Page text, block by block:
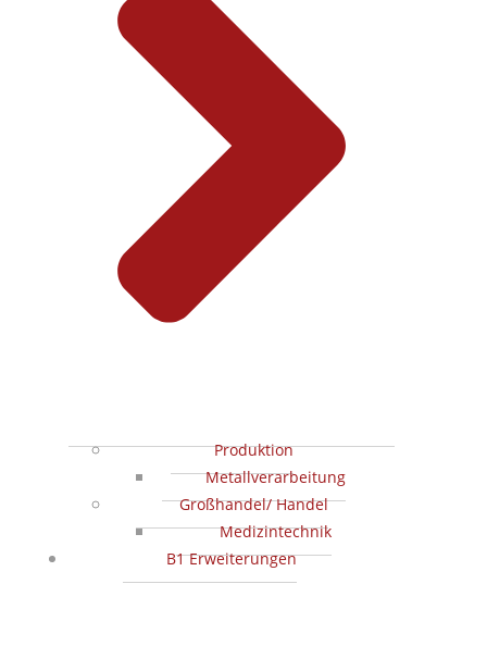
Produktion
Metallverarbeitung
Großhandel/ Handel
Medizintechnik
B1 Erweiterungen